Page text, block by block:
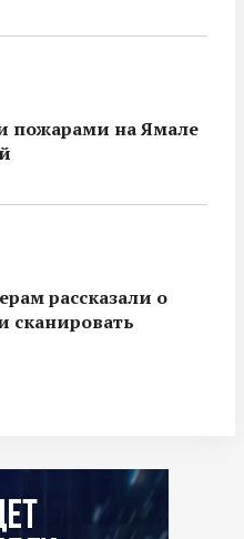
пожарами на Ямале
рассказали о
сканировать